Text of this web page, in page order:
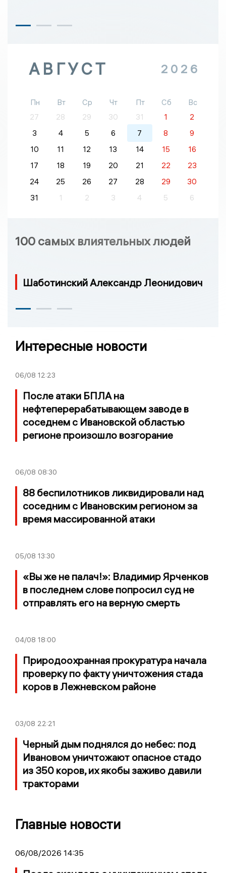
АВГУСТ 2026
Пн Вт Ср Чт Пт Сб
Вс
27
28 29 30 31 1
2
3
4 5 6 7 8
9
10
11 12 13 14 15
16
17
18 19 20 21 22
23
24
25 26 27 28 29
30
31
1 2 3 4 5 6
100 самых влиятельных людей
Шаботинский Александр Леонидович
Интересные новости
06/08 12:23
После атаки БПЛА на
нефтеперерабатывающем заводе в
соседнем с Ивановской областью
регионе произошло возгорание
06/08 08:30
88 беспилотников ликвидировали над
соседним с Ивановским регионом за
время массированной атаки
05/08 13:30
«Вы же не палач!»: Владимир Ярченков
в последнем слове попросил суд не
отправлять его на верную смерть
04/08 18:00
Природоохранная прокуратура начала
проверку по факту уничтожения стада
коров в Лежневском районе
03/08 22:21
Черный дым поднялся до небес: под
Ивановом уничтожают опасное стадо
из 350 коров, их якобы заживо давили
тракторами
Главные новости
06/08/2026 14:35